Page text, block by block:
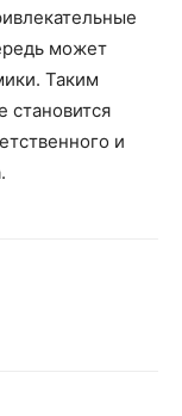
может
Таким
становится
и